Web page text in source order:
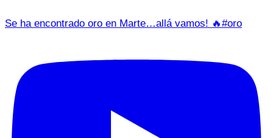
Se ha encontrado oro en Marte…allá vamos! 🔥#oro